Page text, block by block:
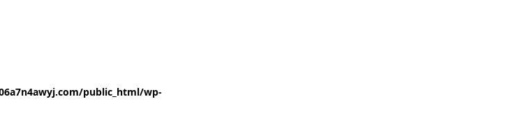
public_html/wp-